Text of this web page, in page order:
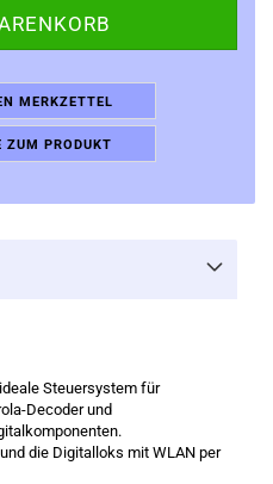
MERKZETTEL
ZUM PRODUKT
Steuersystem für
Decoder und
die Digitalloks mit WLAN per